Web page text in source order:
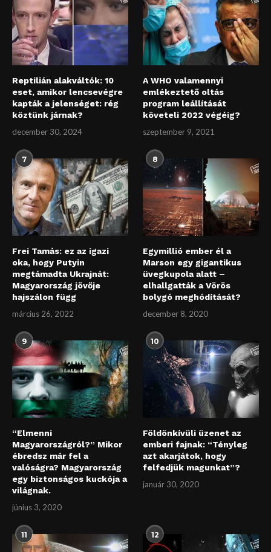
Reptilián alakváltók: 10
eset, amikor lencsevégre
kapták a jelenséget: rég
köztünk járnak?
december 30, 2024
A WHO valamennyi
emlékeztető oltás
program leállítását
követeli 2022 végéig?
szeptember 9, 2021
7
Frei Tamás: ez az igazi
oka, hogy Putyin
megtámadta Ukrajnát:
Magyarország jövője
hajszálon függ
március 26, 2022
8
Egymillió ember él a
Marson egy gigantikus
üvegkupola alatt –
elhallgatták a Vörös
bolygó meghódítását?
december 8, 2020
9
“Elmenni
Magyarországról?” Mikor
ébredsz már fel a
valóságra? Magyarország
egy biztonságos kuckója a
világnak.
június 3, 2020
10
Földönkívüli üzenet az
emberi fajnak: “Tényleg
azt akarjátok, hogy
felfedjük magunkat”?
január 30, 2020
11 12